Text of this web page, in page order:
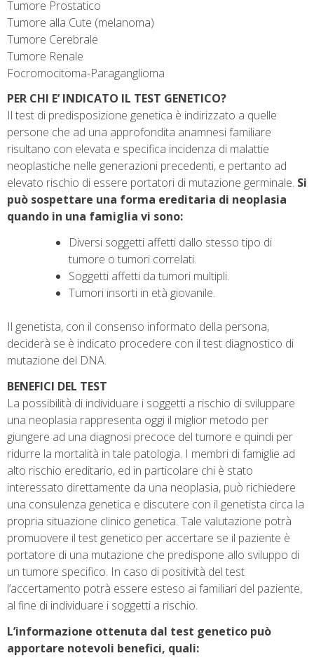
Tumore Prostatico
Tumore alla Cute (melanoma)
Tumore Cerebrale
Tumore Renale
Focromocitoma-Paraganglioma
PER CHI E’ INDICATO IL TEST GENETICO?
Il test di predisposizione genetica è indirizzato a quelle
persone che ad una approfondita anamnesi familiare
risultano con elevata e specifica incidenza di malattie
neoplastiche nelle generazioni precedenti, e pertanto ad
elevato rischio di essere portatori di mutazione germinale. Si
può sospettare una forma ereditaria di neoplasia
quando in una famiglia vi sono:
Diversi soggetti affetti dallo stesso tipo di
tumore o tumori correlati.
Soggetti affetti da tumori multipli.
Tumori insorti in età giovanile.
Il genetista, con il consenso informato della persona,
deciderà se è indicato procedere con il test diagnostico di
mutazione del DNA.
BENEFICI DEL TEST
La possibilità di individuare i soggetti a rischio di sviluppare
una neoplasia rappresenta oggi il miglior metodo per
giungere ad una diagnosi precoce del tumore e quindi per
ridurre la mortalità in tale patologia. I membri di famiglie ad
alto rischio ereditario, ed in particolare chi è stato
interessato direttamente da una neoplasia, può richiedere
una consulenza genetica e discutere con il genetista circa la
propria situazione clinico genetica. Tale valutazione potrà
promuovere il test genetico per accertare se il paziente è
portatore di una mutazione che predispone allo sviluppo di
un tumore specifico. In caso di positività del test
l’accertamento potrà essere esteso ai familiari del paziente,
al fine di individuare i soggetti a rischio.
L’informazione ottenuta dal test genetico può
apportare notevoli benefici, quali: